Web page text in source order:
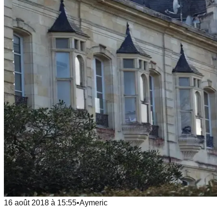
16 août 2018 à 15:55•Aymeric